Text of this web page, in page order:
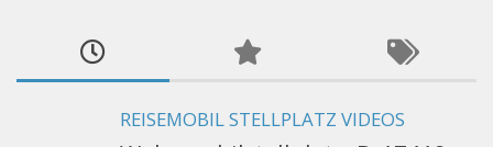
REISEMOBIL STELLPLATZ VIDEOS